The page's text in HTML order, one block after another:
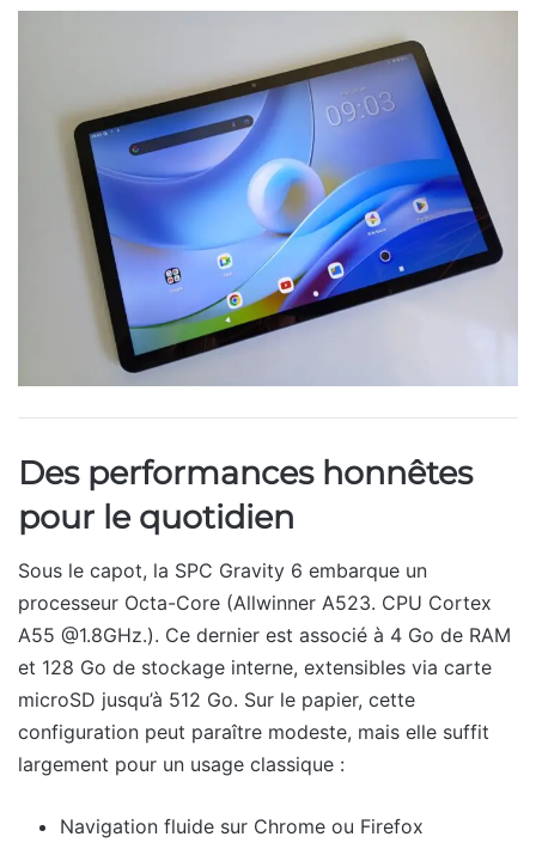
Des performances honnêtes
pour le quotidien
Sous le capot, la SPC Gravity 6 embarque un
processeur Octa-Core (Allwinner A523. CPU Cortex
A55 @1.8GHz.). Ce dernier est associé à 4 Go de RAM
et 128 Go de stockage interne, extensibles via carte
microSD jusqu’à 512 Go. Sur le papier, cette
configuration peut paraître modeste, mais elle suffit
largement pour un usage classique :
Navigation fluide sur Chrome ou Firefox